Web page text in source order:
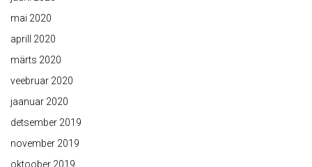
mai 2020
aprill 2020
märts 2020
veebruar 2020
jaanuar 2020
detsember 2019
november 2019
oktoober 2019